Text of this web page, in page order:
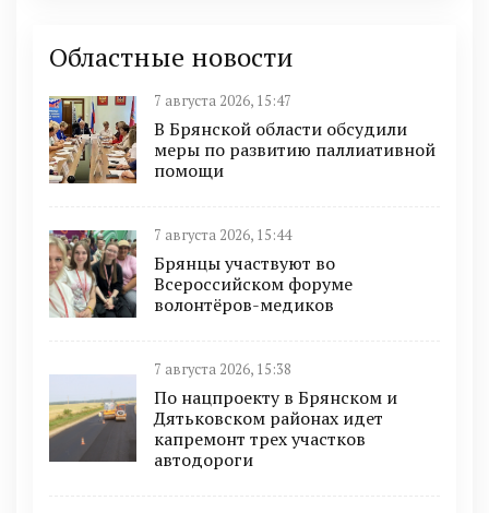
Областные новости
7 августа 2026, 15:47
В Брянской области обсудили
меры по развитию паллиативной
помощи
7 августа 2026, 15:44
Брянцы участвуют во
Всероссийском форуме
волонтёров-медиков
7 августа 2026, 15:38
По нацпроекту в Брянском и
Дятьковском районах идет
капремонт трех участков
автодороги